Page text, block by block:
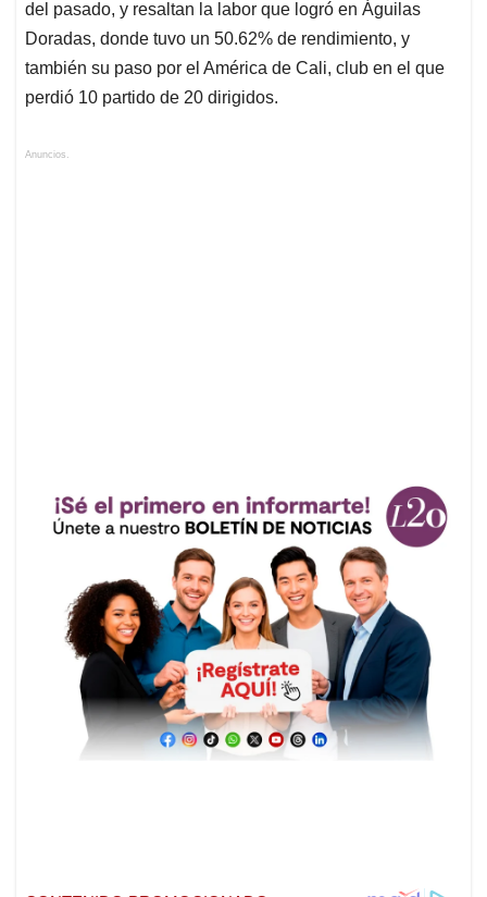
del pasado, y resaltan la labor que logró en Águilas
Doradas, donde tuvo un 50.62% de rendimiento, y
también su paso por el América de Cali, club en el que
perdió 10 partido de 20 dirigidos.
Anuncios.